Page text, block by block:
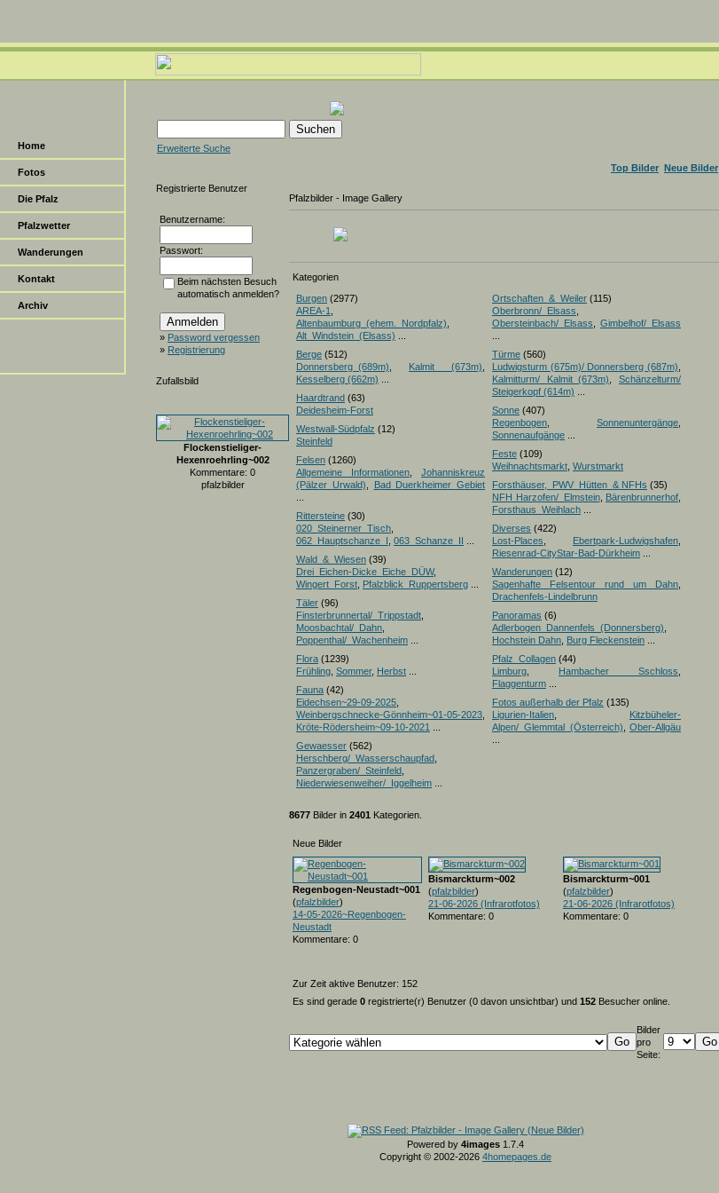
Home
Fotos
Die Pfalz
Pfalzwetter
Wanderungen
Kontakt
Archiv
Erweiterte Suche
Top Bilder Neue Bilder
Registrierte Benutzer
Benutzername:
Passwort:
Beim nächsten Besuch
automatisch anmelden?
» Password vergessen
» Registrierung
Zufallsbild
Flockenstieliger-
Hexenroehrling~002
Kommentare: 0
pfalzbilder
Pfalzbilder - Image Gallery
Kategorien
Burgen (2977)
AREA-1
Altenbaumburg_(ehem._Nordpfalz)
Alt_Windstein_(Elsass)
Berge (512)
Donnersberg_(689m)
Kalmit (673m)
Kesselberg (662m)
Haardtrand (63)
Deidesheim-Forst
Westwall-Südpfalz (12)
Steinfeld
Felsen (1260)
Allgemeine Informationen
Johanniskreuz
(Pälzer Urwald)
Bad Duerkheimer Gebiet
Rittersteine (30)
020_Steinerner_Tisch
062_Hauptschanze_I 063_Schanze_II
Wald_&_Wiesen (39)
Drei_Eichen-Dicke_Eiche_DÜW,
Wingert_Forst Pfalzblick_Ruppertsberg
Täler (96)
Finsterbrunnertal/_Trippstadt
Moosbachtal/_Dahn
Poppenthal/_Wachenheim
Flora (1239)
Frühling Sommer, Herbst
Fauna (42)
Eidechsen~29-09-2025
Weinbergschnecke-Gönnheim~01-05-2023
Kröte-Rödersheim~09-10-2021
Gewaesser (562)
Herschberg/_Wasserschaupfad
Panzergraben/_Steinfeld
Niederwiesenweiher/_Iggelheim
Ortschaften_&_Weiler (115)
Oberbronn/_Elsass
Obersteinbach/_Elsass
Gimbelhof/_Elsass
Türme (560)
Ludwigsturm (675m)/ Donnersberg (687m)
Kalmitturm/ Kalmit_(673m)
Schänzelturm/
Steigerkopf (614m)
Sonne (407)
Regenbogen
Sonnenuntergänge
Sonnenaufgänge
Feste (109)
Weihnachtsmarkt Wurstmarkt
Forsthäuser,_PWV_Hütten_& NFHs (35)
NFH Harzofen/_Elmstein, Bärenbrunnerhof
Forsthaus_Weihlach
Diverses (422)
Lost-Places
Ebertpark-Ludwigshafen
Riesenrad-CityStar-Bad-Dürkheim
Wanderungen (12)
Sagenhafte Felsentour rund um Dahn
Drachenfels-Lindelbrunn
Panoramas (6)
Adlerbogen_Dannenfels_(Donnersberg)
Hochstein Dahn Burg Fleckenstein
Pfalz_Collagen (44)
Limburg
Hambacher Sschloss
Flaggenturm
Fotos außerhalb der Pfalz (135)
Ligurien-Italien
Kitzbüheler-
Alpen/_Glemmtal_(Österreich)
Ober-Allgäu
8677 Bilder in 2401 Kategorien.
Neue Bilder
Regenbogen-Neustadt~001
(pfalzbilder)
14-05-2026~Regenbogen-
Neustadt
Kommentare: 0
Bismarckturm~002
(pfalzbilder)
21-06-2026 (Infrarotfotos)
Kommentare: 0
Bismarckturm~001
(pfalzbilder)
21-06-2026 (Infrarotfotos)
Kommentare: 0
Zur Zeit aktive Benutzer: 152
Es sind gerade 0 registrierte(r) Benutzer (0 davon unsichtbar) und 152 Besucher online.
Bilder
pro
Seite:
Powered by 4images 1.7.4
Copyright © 2002-2026 4homepages.de